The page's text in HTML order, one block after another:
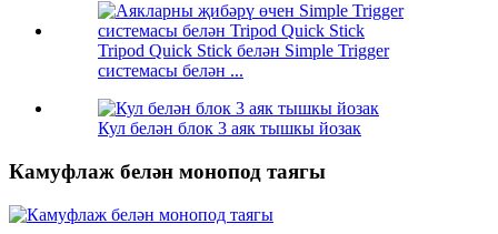
Tripod Quick Stick белән Simple Trigger
системасы белән ...
Кул белән блок 3 аяк тышкы йозак
Камуфлаж белән монопод таягы